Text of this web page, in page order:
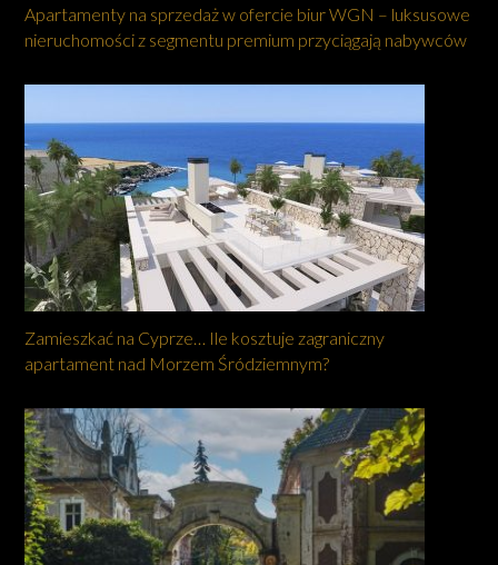
Apartamenty na sprzedaż w ofercie biur WGN – luksusowe
nieruchomości z segmentu premium przyciągają nabywców
Zamieszkać na Cyprze… Ile kosztuje zagraniczny
apartament nad Morzem Śródziemnym?